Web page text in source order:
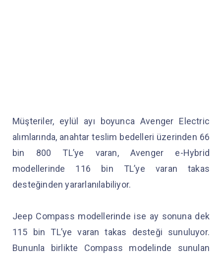
Müşteriler, eylül ayı boyunca Avenger Electric
alımlarında, anahtar teslim bedelleri üzerinden 66
bin 800 TL’ye varan, Avenger e-Hybrid
modellerinde 116 bin TL’ye varan takas
desteğinden yararlanılabiliyor.
Jeep Compass modellerinde ise ay sonuna dek
115 bin TL’ye varan takas desteği sunuluyor.
Bununla birlikte Compass modelinde sunulan